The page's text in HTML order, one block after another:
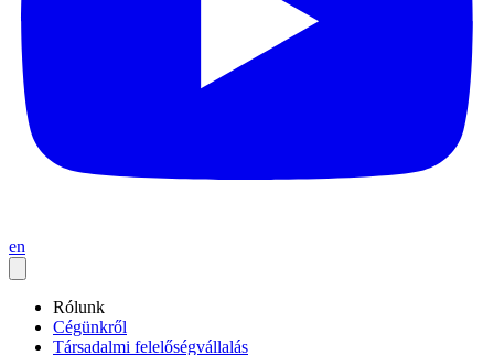
en
Rólunk
Cégünkről
Társadalmi felelőségvállalás